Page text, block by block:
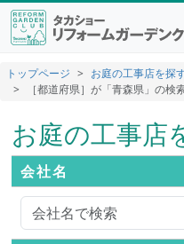
トップページ
お庭の工事店を探
［都道府県］が「青森県」の検
お庭の工事店
会社名